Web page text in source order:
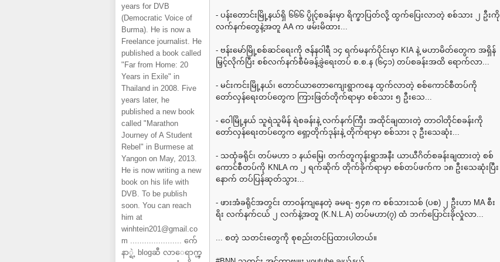
years for DVB
(Democratic Voice of
Burma). He is now a
Freelance journalist. He
published a book called
"Far from Home: 20
Years in Exile" in
Thailand in 2008. Five
years later, he
published a new book
called "Marathon
Journey of A Student
Rebel" in Burmese at
Yangon on May, 2013.
He is now writing a new
book on his life with
DVB. To be publish
soon. You can reach
him at
winhtein201@gmail.co
m ...................... က်ေ
နာ္ရဲ့ blogဆီ လာေရာက္ၾ
- ပန်းတောင်းမြို့နယ်ရှိ ၆၆၆ ပွိုင့်စခန်းမှာ ရိက္ခာပြတ်လို့ ထွက်ပြေးလာတဲ့ စစ်သား ၂ ဦးကို
လက်နက်တွေနဲ့အတူ AA က ဖမ်းမိထား...
- ဗန်းမော်မြို့စစ်ဆင်ရေးကို ဇန်နဝါရီ ၁၄ ရက်မနက်ပိုင်းမှာ KIA နဲ့ မဟာမိတ်တွေက အရှိန်
မြှင့်လိုက်ပြီး စစ်လက်နက်စီမံခန့်ခွဲရေးတပ် စ.စ.န (၆၄၁) တပ်စခန်းအထိ ရောက်လာ...
- မင်းကင်းမြို့နယ်၊ တောင်ယာတောကျေးရွာကနေ ထွက်လာတဲ့ စစ်ကောင်စီတပ်ကို
တော်လှန်ရေးတပ်တွေက ကြားဖြတ်တိုက်ရာမှာ စစ်သား ၅ ဦးသေ...
- ဝေါမြို့နယ် သူရဲသူမိန် ရဲစခန်းနဲ့ လက်နက်ကြီး အထိုင်ချထားတဲ့ တာဝါတိုင်စခန်းကို
တော်လှန်ရေးတပ်တွေက ရှော့တိုက်ဒုန်းနဲ့ တိုက်ရာမှာ စစ်သား ၃ ဦးသေဆုံး...
- သထုံခရိုင်၊ တပ်မဟာ ၁ နယ်မြေ၊ တက်တူကုန်းရွာအနီး ယာယီဂိတ်စခန်းချထားတဲ့ စစ်
ကောင်စီတပ်ကို KNLA က ၂ ရက်ဆိုက် တိုက်ခိုက်ရာမှာ စစ်တပ်ဖက်က ၁၈ ဦးသေဆုံးပြီး
နောက် တပ်ပြန်ဆုတ်သွား...
- ဖားအံခရိုင်အတွင်း တာဝန်ကျနေတဲ့ ခမရ- ၅၄၈ က စစ်သားသစ် (ပစ) ၂ ဦးဟာ MA စီး
ရိး လက်နက်ငယ် ၂ လက်နဲ့အတူ (K.N.L.A) တပ်မဟာ(၇) ထံ ဘက်ပြောင်းခိုလှုံလာ...
... စတဲ့ သတင်းတွေကို စုစည်းတင်ပြထားပါတယ်။